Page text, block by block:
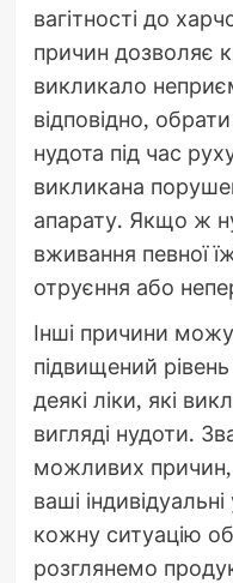
вагітності до
причин дозволяє
викликало
відповідно,
нудота під час
викликана
апарату. Якщо ж
вживання певної
отруєння або
Інші причини
підвищений
деякі ліки, які
вигляді нудоти.
можливих
ваші
кожну ситуацію
розглянемо